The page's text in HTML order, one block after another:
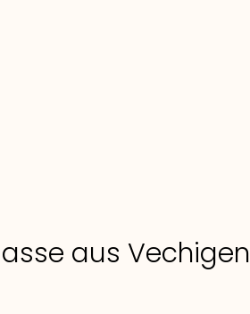
aus Vechigen